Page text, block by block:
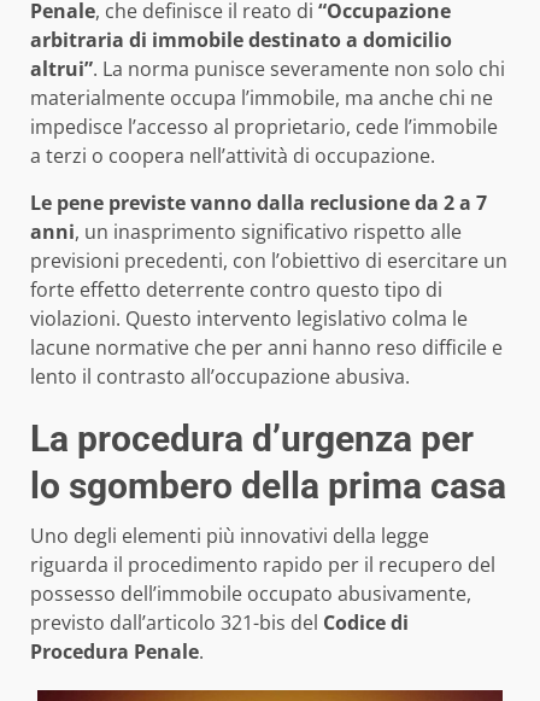
Penale, che definisce il reato di “Occupazione
arbitraria di immobile destinato a domicilio
altrui”. La norma punisce severamente non solo chi
materialmente occupa l’immobile, ma anche chi ne
impedisce l’accesso al proprietario, cede l’immobile
a terzi o coopera nell’attività di occupazione.
Le pene previste vanno dalla reclusione da 2 a 7
anni, un inasprimento significativo rispetto alle
previsioni precedenti, con l’obiettivo di esercitare un
forte effetto deterrente contro questo tipo di
violazioni. Questo intervento legislativo colma le
lacune normative che per anni hanno reso difficile e
lento il contrasto all’occupazione abusiva.
La procedura d’urgenza per
lo sgombero della prima casa
Uno degli elementi più innovativi della legge
riguarda il procedimento rapido per il recupero del
possesso dell’immobile occupato abusivamente,
previsto dall’articolo 321-bis del Codice di
Procedura Penale.